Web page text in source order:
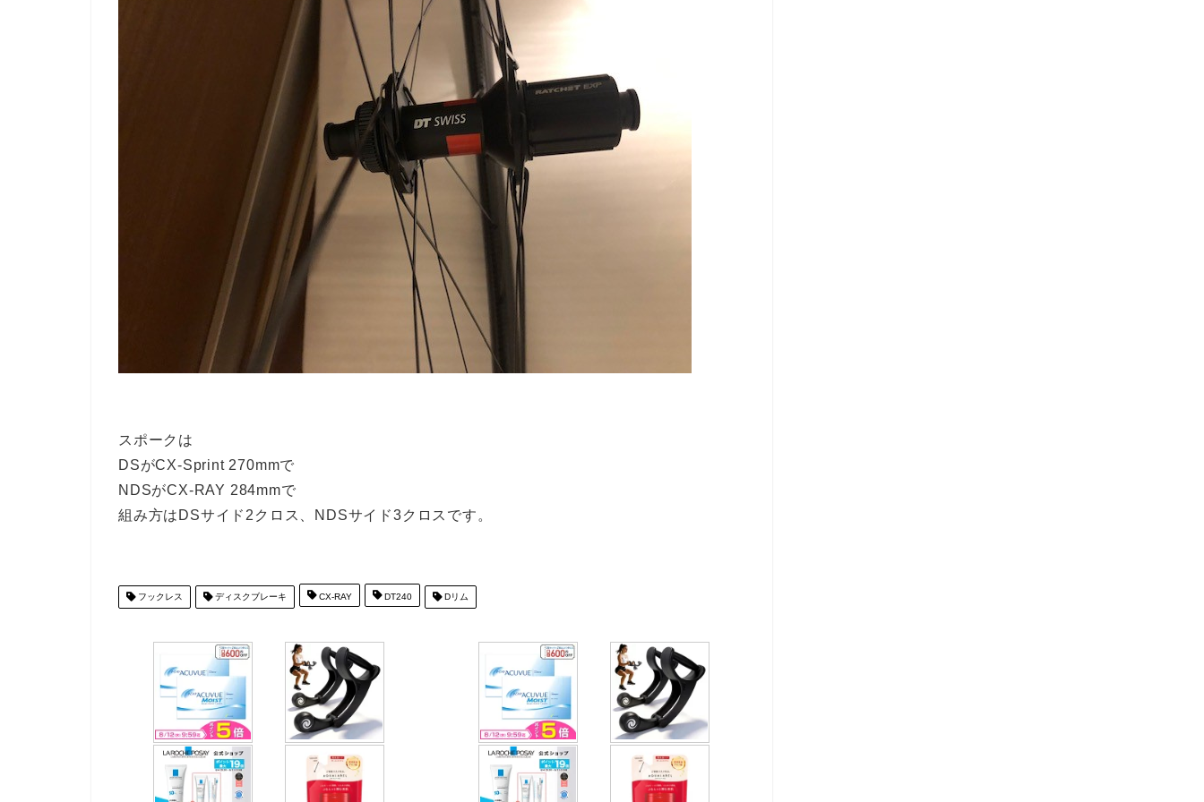
スポークは
DSがCX-Sprint 270mmで
NDSがCX-RAY 284mmで
組み方はDSサイド2クロス、NDSサイド3クロスです。
フックレス ディスクブレーキ CX-RAY DT240 Dリム